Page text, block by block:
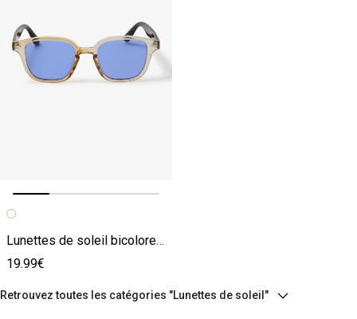
Image précédente
Image suivante
Lunettes de soleil bicolore multicolore
19.99€
Retrouvez toutes les catégories "Lunettes de soleil"